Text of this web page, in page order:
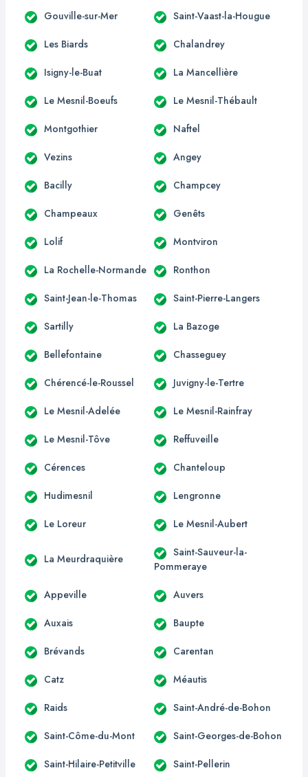
Gouville-sur-Mer Saint-Vaast-la-Hougue
Les Biards Chalandrey
Isigny-le-Buat La Mancellière
Le Mesnil-Boeufs Le Mesnil-Thébault
Montgothier Naftel
Vezins Angey
Bacilly Champcey
Champeaux Genêts
Lolif Montviron
La Rochelle-Normande Ronthon
Saint-Jean-le-Thomas Saint-Pierre-Langers
Sartilly La Bazoge
Bellefontaine Chasseguey
Chérencé-le-Roussel Juvigny-le-Tertre
Le Mesnil-Adelée Le Mesnil-Rainfray
Le Mesnil-Tôve Reffuveille
Cérences Chanteloup
Hudimesnil Lengronne
Le Loreur Le Mesnil-Aubert
La Meurdraquière
Saint-Sauveur-la-
Pommeraye
Appeville Auvers
Auxais Baupte
Brévands Carentan
Catz Méautis
Raids Saint-André-de-Bohon
Saint-Côme-du-Mont Saint-Georges-de-Bohon
Saint-Hilaire-Petitville Saint-Pellerin